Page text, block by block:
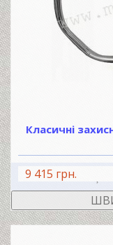
Класичні
9 415 грн.